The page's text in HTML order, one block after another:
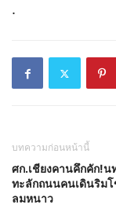
.
บทความก่อนหน้านี้
ศก.เชียงคานคึกคัก!
ทะลักถนนคนเดินริม
ลมหนาว